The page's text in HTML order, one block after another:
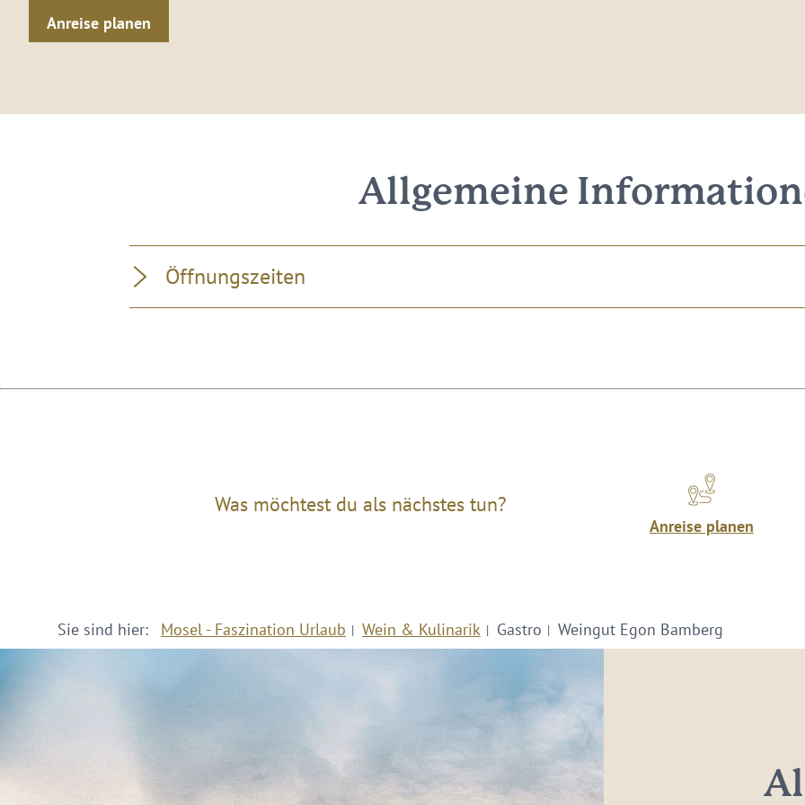
Anreise planen
Allgemeine
Öffnungszeiten
Was möchtest du als nächstes tun?
Anreise planen
Sie sind hier: Mosel - Faszination Urlaub Wein & Kulinarik Gastro Weingut Egon Bamberg